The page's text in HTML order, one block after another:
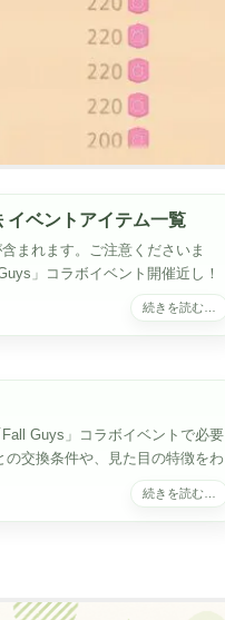
イベントアイテム一覧
まれます。ご注意くださいま
」コラボイベント開催近し！
Guys」コラボイベントで必要
交換条件や、見た目の特徴をわ